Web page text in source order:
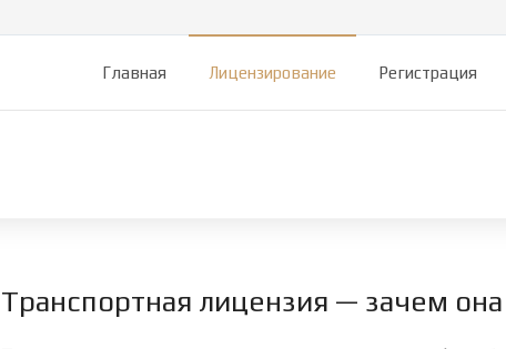
Главная Лицензирование Регистрация
Транспортная лицензия — зачем